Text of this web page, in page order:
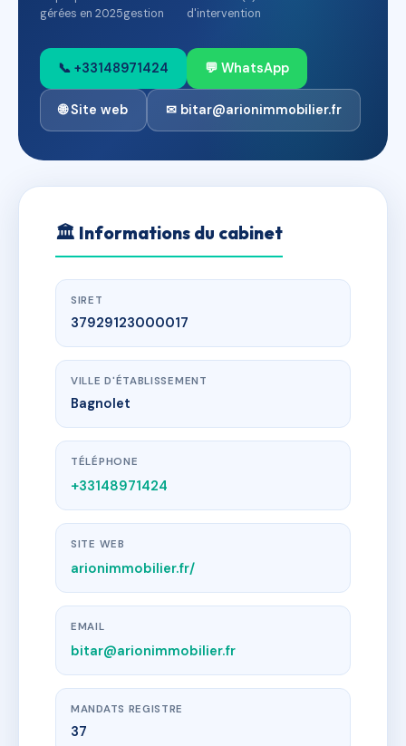
gérées en 2025gestion
d'intervention
📞 +33148971424 💬 WhatsApp
🌐 Site web ✉ bitar@arionimmobilier.fr
🏛 Informations du cabinet
SIRET
37929123000017
VILLE D'ÉTABLISSEMENT
Bagnolet
TÉLÉPHONE
+33148971424
SITE WEB
arionimmobilier.fr/
EMAIL
bitar@arionimmobilier.fr
MANDATS REGISTRE
37